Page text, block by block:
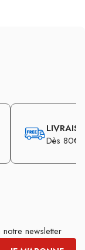
Dès 80€
newsletter